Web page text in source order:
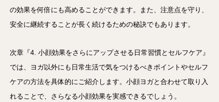
の効果を何倍にも高めることができます。また、注意点を守り、
安全に継続することが長く続けるための秘訣でもあります。
次章『4. 小顔効果をさらにアップさせる日常習慣とセルフケア』
では、ヨガ以外にも日常生活で気をつけるべきポイントやセルフ
ケアの方法を具体的にご紹介します。小顔ヨガと合わせて取り入
れることで、さらなる小顔効果を実感できるでしょう。